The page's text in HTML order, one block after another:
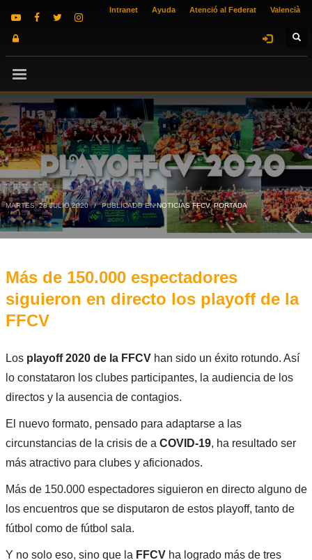
Intranet Ayuda Atenció al Federat Valencià
MARTES, 28 JULIO 2020 / PUBLICADO ENNOTICIAS FFCV,PORTADA
Más de 150.000 espectadores
siguieron en directo los playoff de la
FFCV
Losplayoff 2020 de la FFCV han sido un éxito rotundo. Así
lo constataron los clubes participantes, la audiencia de los
directos y la ausencia de contagios.
El nuevo formato, pensado para adaptarse a las
circunstancias de la crisis de a COVID-19, ha resultado ser
más atractivo para clubes y aficionados.
Más de 150.000 espectadores siguieron en directo alguno de
los encuentros que se disputaron de estos playoff, tanto de
fútbol como de fútbol sala.
Y no solo eso, sino que la FFCVha logrado más de tres